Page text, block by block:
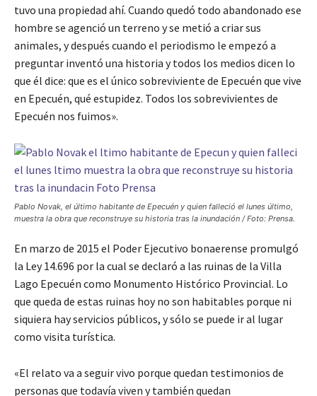
tuvo una propiedad ahí. Cuando quedó todo abandonado ese
hombre se agenció un terreno y se metió a criar sus
animales, y después cuando el periodismo le empezó a
preguntar inventó una historia y todos los medios dicen lo
que él dice: que es el único sobreviviente de Epecuén que vive
en Epecuén, qué estupidez. Todos los sobrevivientes de
Epecuén nos fuimos».
Pablo Novak, el último habitante de Epecuén y quien falleció el lunes último,
muestra la obra que reconstruye su historia tras la inundación / Foto: Prensa.
En marzo de 2015 el Poder Ejecutivo bonaerense promulgó
la Ley 14.696 por la cual se declaró a las ruinas de la Villa
Lago Epecuén como Monumento Histórico Provincial. Lo
que queda de estas ruinas hoy no son habitables porque ni
siquiera hay servicios públicos, y sólo se puede ir al lugar
como visita turística.
«El relato va a seguir vivo porque quedan testimonios de
personas que todavía viven y también quedan